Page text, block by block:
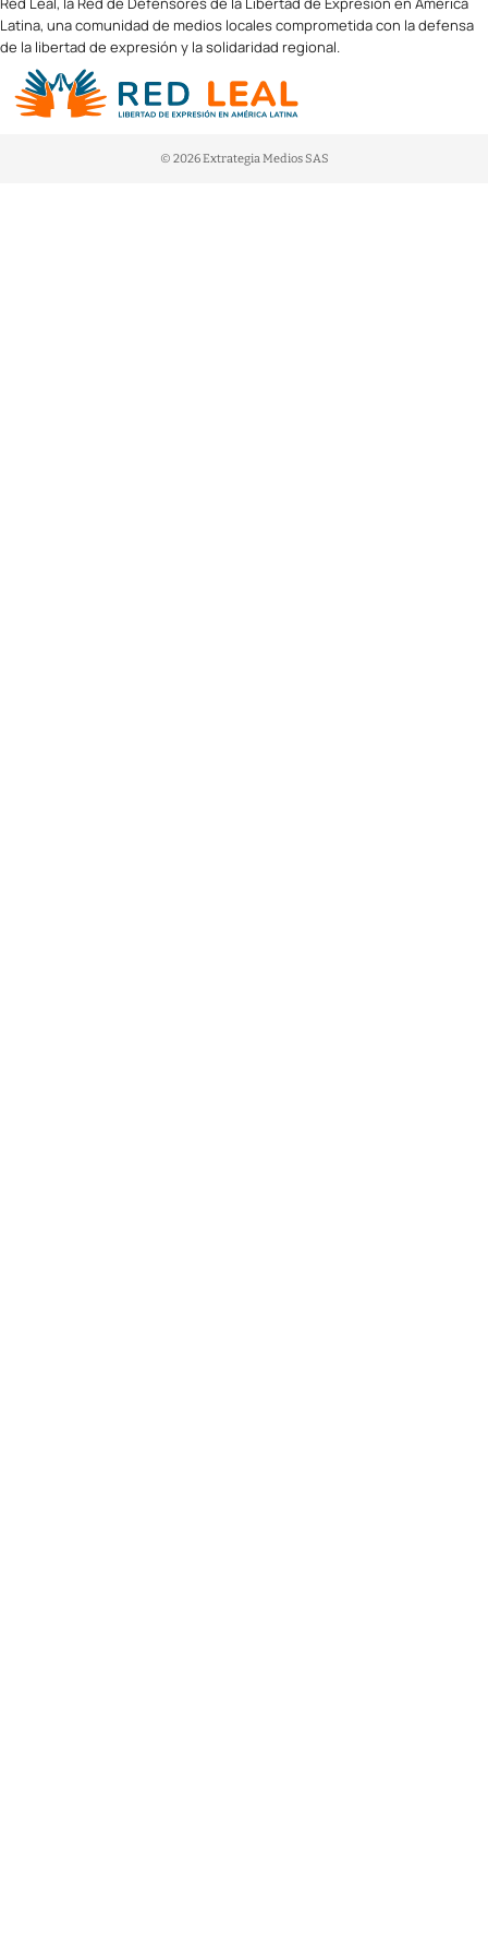
Latina, una comunidad de medios locales comprometida con la defensa
de la libertad de expresión y la solidaridad regional.
© 2026 Extrategia Medios SAS